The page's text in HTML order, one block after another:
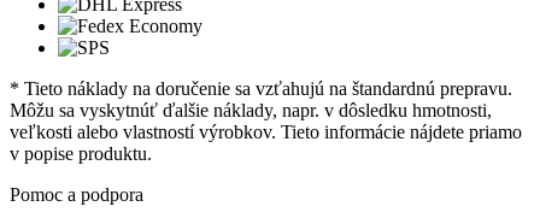
* Tieto náklady na doručenie sa vzťahujú na štandardnú prepravu.
Môžu sa vyskytnúť ďalšie náklady, napr. v dôsledku hmotnosti,
veľkosti alebo vlastností výrobkov. Tieto informácie nájdete priamo
v popise produktu.
Pomoc a podpora